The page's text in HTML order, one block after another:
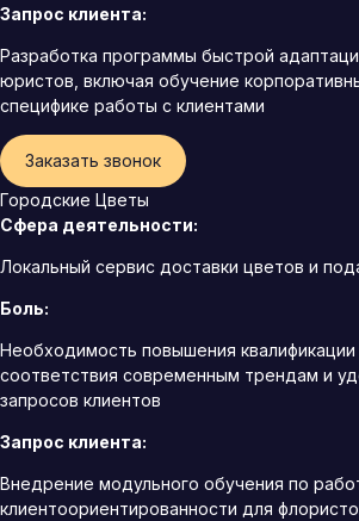
Запрос клиента:
Разработка программы быстрой
юристов, включая обучение
специфике работы с клиентами
Заказать звонок
Городские Цветы
Сфера деятельности:
Локальный сервис доставки цветов и
Боль:
Необходимость повышения
соответствия современным трендам и
запросов клиентов
Запрос клиента:
Внедрение модульного обучения по
клиентоориентированности для